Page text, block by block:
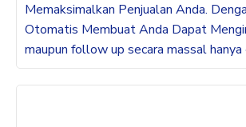
Memaksimalkan Penjualan Anda.
Otomatis Membuat Anda Dapat
maupun follow up secara massal